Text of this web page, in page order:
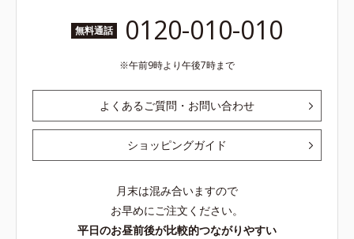
無料通話 0120-010-010
午前9時より午後7時まで
よくあるご質問・お問い合わせ
ショッピングガイド
月末は混み合いますので
お早めにご注文ください。
平日のお昼前後が比較的つながりやすい